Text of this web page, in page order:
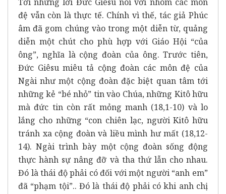
đệ vẫn còn là thực tế. Chính vì thế, tác giả Phúc
âm đã gom chúng vào trong một diễn từ, quảng
diễn một chút cho phù hợp với Giáo Hội “của
ông”, nghĩa là cộng đoàn của ông. Trước tiên,
Đức Giêsu miêu tả cộng đoàn các môn đệ của
Ngài như một cộng đoàn đặc biệt quan tâm tới
những kẻ “bé nhỏ” tin vào Chúa, những Kitô hữu
mà đức tin còn rất mỏng manh (18,1-10) và lo
lắng cho những “con chiên lạc, người Kitô hữu
tránh xa cộng đoàn và liều mình hư mất (18,12-
14). Ngài trình bày một cộng đoàn sống động
thực hành sự nâng đỡ và tha thứ lẫn cho nhau.
Đó là thái độ phải có đối với một người “anh em”
đã “phạm tội”.. Đó là thái độ phải có khi anh chị